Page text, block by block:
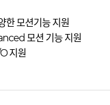
한 모션기능 지원
모션 기능 지원
지원